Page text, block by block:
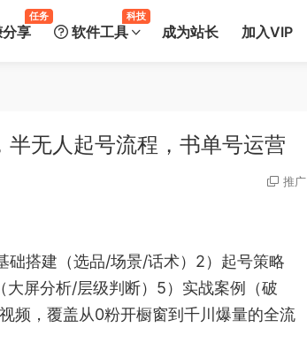
享
任务
软件工具
科技
成为站长 加入VIP
无人起号流程，书单号运营
推广
础搭建（选品/场景/话术）2）起号策略
大屏分析/层级判断）5）实战案例（破
频，覆盖从0粉开橱窗到千川爆量的全流